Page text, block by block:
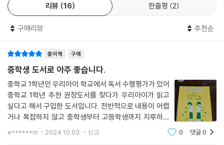
두렵게 느끼는 청소년들을 지지해준다. 더불어 다양한 사회 심리 개념을
통해 까다롭거나 어려운 관계나 사회생활에 슬기롭게 대처해 나갈 수 있는
시행착오를 겪고 있는 십 대들에게 든든한 지지가 되어 줄 심리 에세이다.
“그 사람은 그 상황에서 왜 그런 행동을 하는 걸까?”
모르면 부딪혀 아프지만 알아두면 슬기로워지는,
십 대가 알아두면 좋을 다양한 인간 군상과 집단 심리
“왜 사이비 종교에 저렇게나 빠졌을까?” “왜 저 사람은 저런 무서운 선택
리뷰 16 한줄평 2
구매리뷰 추천순
종이책 구매
중학생 도서로 아주 좋습니다.
중학교 1학년인 우리아이 학교에서 독서 수행평가가 있어
중학교 1학년 추천 권장도서를 찾다가 우리아이가 읽고
싶다고 해서 구입한 도서입니다. 전반적으로 내용이 어렵
거나 복잡하지 않고 중학생부터 고등학생까지 지루하지
않고 재미있게 읽어볼 수 있는 도서입니다. 적극 추천합니
e******m 2024.10.03. 신고 0 댓글0